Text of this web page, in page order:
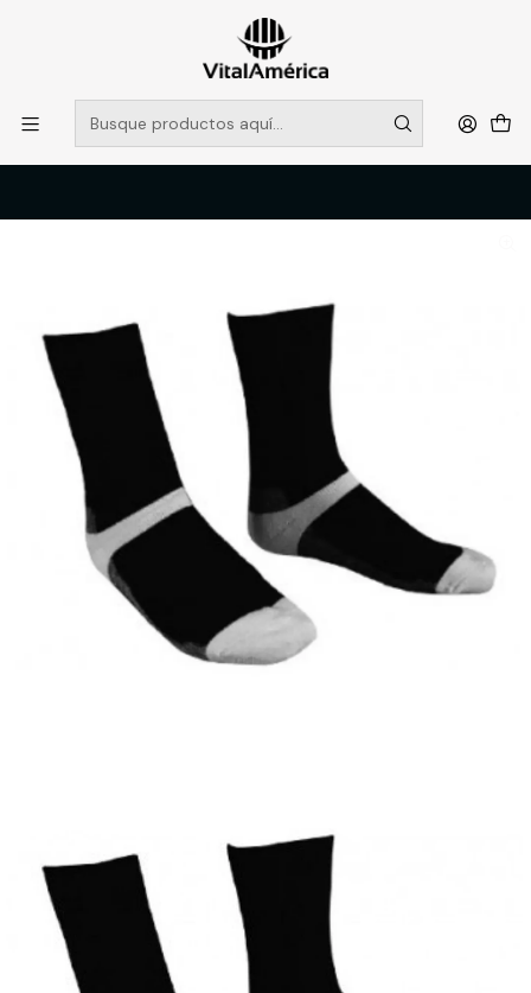
POR SISTEMA FRONTAL SOLO RETIROS EN TIENDA, DESDE
MUCHAS GRACIAS +569 5956 2237
Leer más
Catálogo
VESTIMENTA TECNICA Y CORPORATIVA
ROPA TERMICA Y PRIMERA CAPA
CALCETIN TERMICO COBRE BOLSA 6 PARES ATOX